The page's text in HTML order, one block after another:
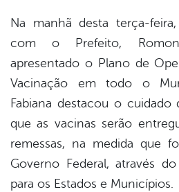
Na manhã desta terça-
com o Prefeito,
apresentado o Plano de
Vacinação em todo o
Fabiana destacou o cuidado
que as vacinas serão
remessas, na medida que
Governo Federal, através
para os Estados e Municípios.